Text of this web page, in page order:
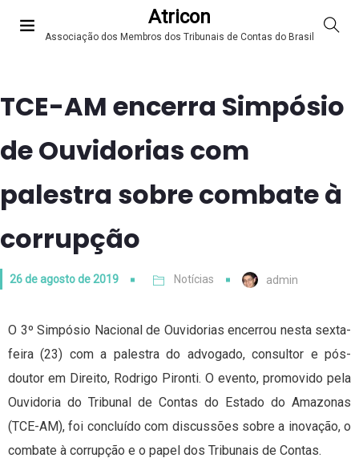
Atricon
Associação dos Membros dos Tribunais de Contas do Brasil
TCE-AM encerra Simpósio
de Ouvidorias com
palestra sobre combate à
corrupção
26 de agosto de 2019 Notícias admin
O 3º Simpósio Nacional de Ouvidorias encerrou nesta sexta-
feira (23) com a palestra do advogado, consultor e pós-
doutor em Direito, Rodrigo Pironti. O evento, promovido pela
Ouvidoria do Tribunal de Contas do Estado do Amazonas
(TCE-AM), foi concluído com discussões sobre a inovação, o
combate à corrupção e o papel dos Tribunais de Contas.